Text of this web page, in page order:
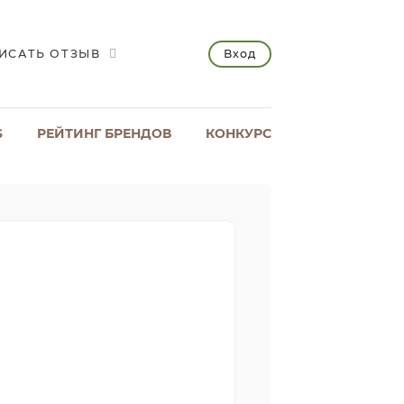
ОТЗЫВ Вход
РЕЙТИНГ БРЕНДОВ КОНКУРС